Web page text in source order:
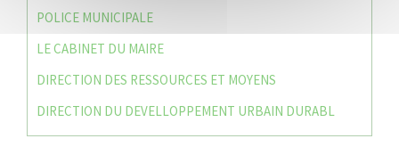
POLICE MUNICIPALE
LE CABINET DU MAIRE
DIRECTION DES RESSOURCES ET MOYENS
DIRECTION DU DEVELLOPPEMENT URBAIN DURABL